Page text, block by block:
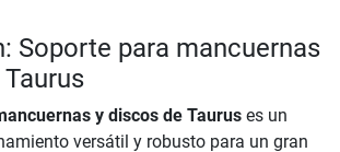
Soporte para mancuernas
y discos de Taurus es un
versátil y robusto para un gran